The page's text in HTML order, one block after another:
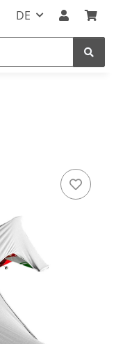
DE